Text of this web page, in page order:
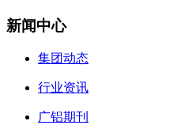
新闻中心
集团动态
行业资讯
广铝期刊